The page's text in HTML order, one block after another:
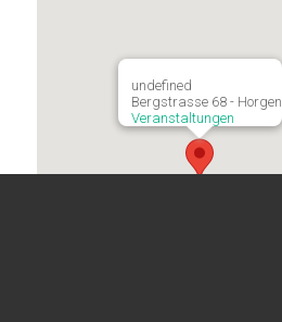
undefined
Bergstrasse 68 - Horgen
Veranstaltungen